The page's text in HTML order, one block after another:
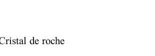
de roche